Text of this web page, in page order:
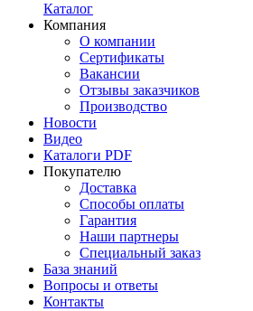
Каталог
Компания
О компании
Сертификаты
Вакансии
Отзывы заказчиков
Производство
Новости
Видео
Каталоги PDF
Покупателю
Доставка
Способы оплаты
Гарантия
Наши партнеры
Специальный заказ
База знаний
Вопросы и ответы
Контакты